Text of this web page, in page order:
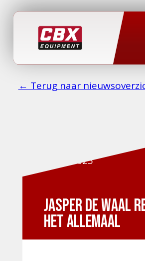
← Terug naar
2 mei 2025
Jasper de Waal
het allemaal